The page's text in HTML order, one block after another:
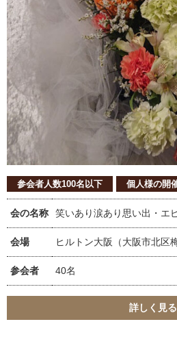
参会者人数100名以下 個人様の開
会の名称 笑いあり涙あり思い出・エ
会場 ヒルトン大阪（大阪市北区
参会者 40名
詳しく見る